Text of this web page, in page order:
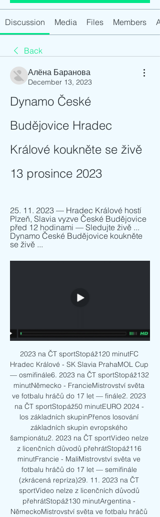
Discussion Media Files Members
Back
Алёна Баранова
December 13, 2023
Dynamo České
Budějovice Hradec
Králové koukněte se živě
13 prosince 2023
25. 11. 2023 — Hradec Králové hostí
Plzeň, Slavia vyzve České Budějovice
před 12 hodinami — Sledujte živě ...
Dynamo České Budějovice koukněte
se živě ...
2023 na ČT sportStopáž120 minutFC
Hradec Králové - SK Slavia PrahaMOL Cup
— osmifinále6. 2023 na ČT sportStopáž132
minutNěmecko - FrancieMistrovství světa
ve fotbalu hráčů do 17 let — finále2. 2023
na ČT sportStopáž50 minutEURO 2024 -
los základních skupinPřenos losování
základních skupin evropského
šampionátu2. 2023 na ČT sportVideo nelze
z licenčních důvodů přehrátStopáž116
minutFrancie - MaliMistrovství světa ve
fotbalu hráčů do 17 let — semifinále
(zkrácená repríza)29. 11. 2023 na ČT
sportVideo nelze z licenčních důvodů
přehrátStopáž130 minutArgentina -
NěmeckoMistrovství světa ve fotbalu hráčů